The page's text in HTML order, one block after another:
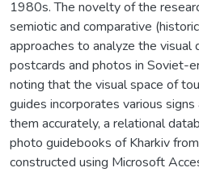
1980s. The novelty of the
semiotic and comparative
approaches to analyze the visual
postcards and photos in Soviet-
noting that the visual space of
guides incorporates various
them accurately, a relational
photo guidebooks of Kharkiv
constructed using Microsoft